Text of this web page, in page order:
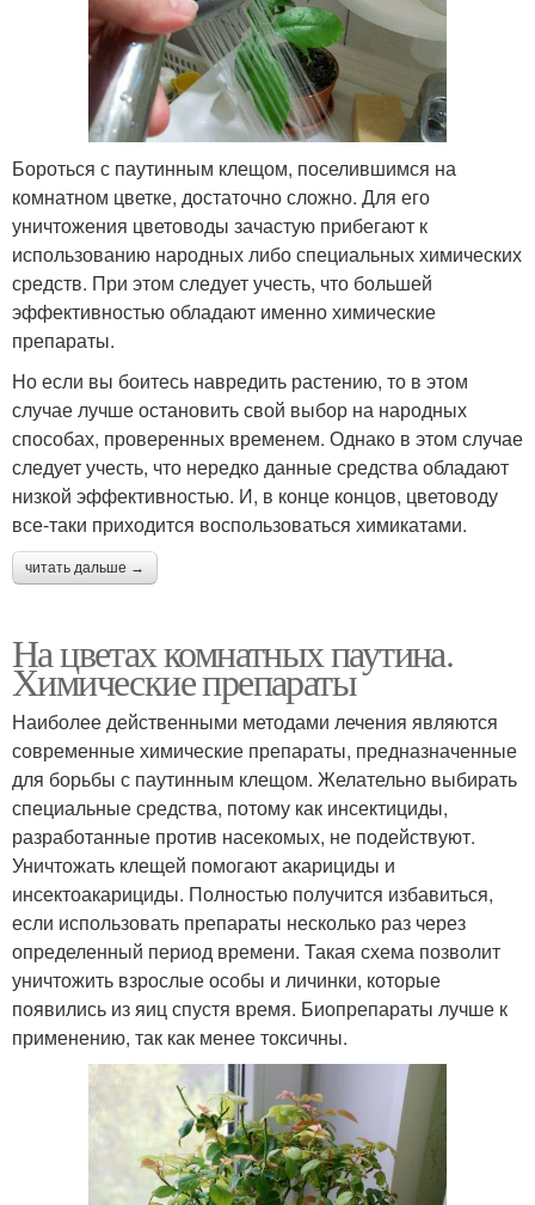
Бороться с паутинным клещом, поселившимся на
комнатном цветке, достаточно сложно. Для его
уничтожения цветоводы зачастую прибегают к
использованию народных либо специальных химических
средств. При этом следует учесть, что большей
эффективностью обладают именно химические
препараты.
Но если вы боитесь навредить растению, то в этом
случае лучше остановить свой выбор на народных
способах, проверенных временем. Однако в этом случае
следует учесть, что нередко данные средства обладают
низкой эффективностью. И, в конце концов, цветоводу
все-таки приходится воспользоваться химикатами.
читать дальше →
На цветах комнатных паутина.
Химические препараты
Наиболее действенными методами лечения являются
современные химические препараты, предназначенные
для борьбы с паутинным клещом. Желательно выбирать
специальные средства, потому как инсектициды,
разработанные против насекомых, не подействуют.
Уничтожать клещей помогают акарициды и
инсектоакарициды. Полностью получится избавиться,
если использовать препараты несколько раз через
определенный период времени. Такая схема позволит
уничтожить взрослые особы и личинки, которые
появились из яиц спустя время. Биопрепараты лучше к
применению, так как менее токсичны.